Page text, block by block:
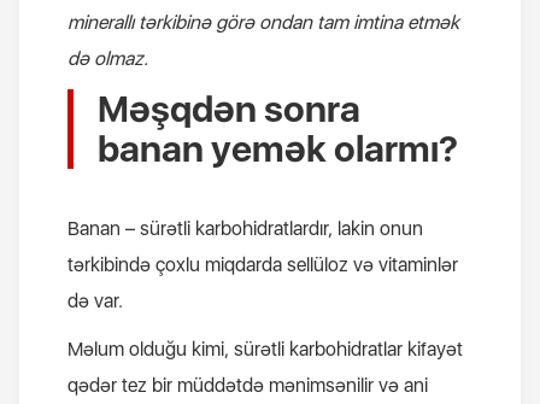
minerallı tərkibinə görə ondan tam imtina etmək
də olmaz.
Məşqdən sonra
banan yemək olarmı?
Banan – sürətli karbohidratlardır, lakin onun
tərkibində çoxlu miqdarda sellüloz və vitaminlər
də var.
Məlum olduğu kimi, sürətli karbohidratlar kifayət
qədər tez bir müddətdə mənimsənilir və ani